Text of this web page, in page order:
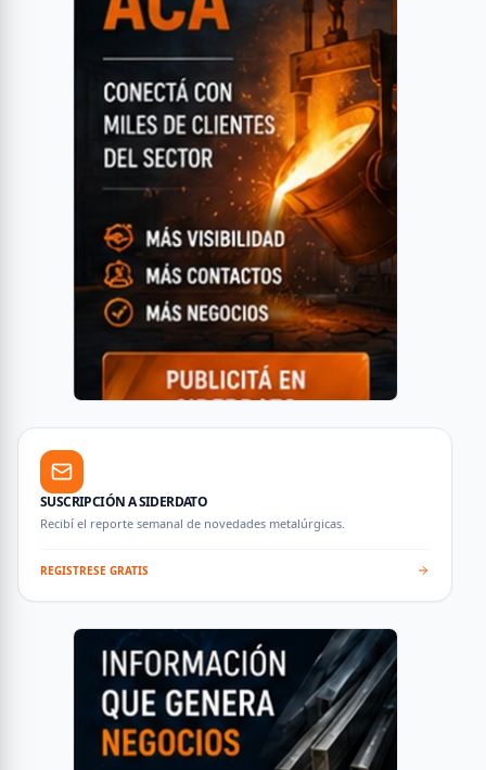
SUSCRIPCIÓN A SIDERDATO
Recibí el reporte semanal de novedades metalúrgicas.
REGISTRESE GRATIS